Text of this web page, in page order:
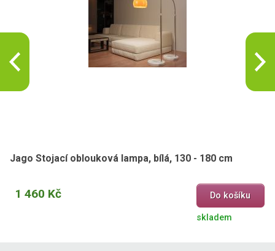
Jago Stojací oblouková lampa, bílá, 130 - 180 cm
1 460 Kč Do košíku
skladem